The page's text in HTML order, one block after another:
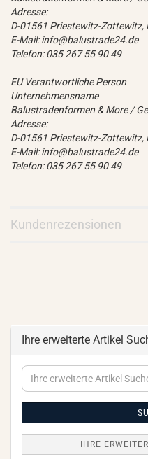
Adresse:
D-01561 Priestewitz-Zottewitz,
E-Mail: info@balustrade24.de
Telefon: 035 267 55 90 49
EU Verantwortliche Person
Unternehmensname
Balustradenformen & More /
Adresse:
D-01561 Priestewitz-Zottewitz,
E-Mail: info@balustrade24.de
Telefon: 035 267 55 90 49
Kundenrezensionen
Ihre erweiterte Artikel
Ihre
erweiterte
IHRE